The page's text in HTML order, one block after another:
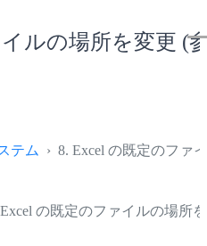
ルの場所を変更 (
テム
› 8. Excel の既定のファイ
の既定のファイルの場所を